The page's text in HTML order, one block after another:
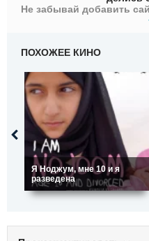
Не забывай добавить
ПОХОЖЕЕ КИНО
Я Ноджум, мне 10 и я
разведена